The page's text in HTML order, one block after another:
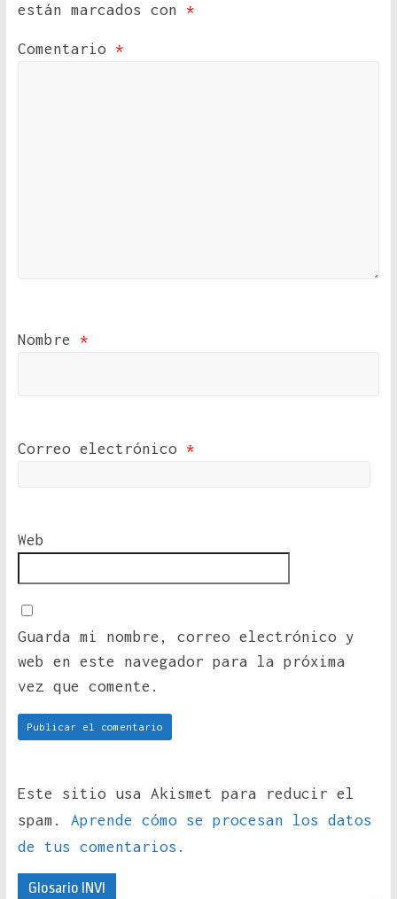
están marcados con *
Comentario *
Nombre *
Correo electrónico *
Web
Guarda mi nombre, correo electrónico y
web en este navegador para la próxima
vez que comente.
Este sitio usa Akismet para reducir el
spam. Aprende cómo se procesan los datos
de tus comentarios.
Glosario INVI